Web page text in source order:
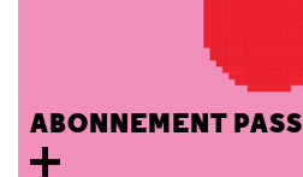
ABONNEMENT PASS